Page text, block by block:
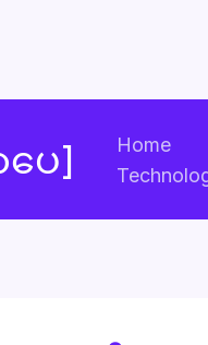
ပေ] Home